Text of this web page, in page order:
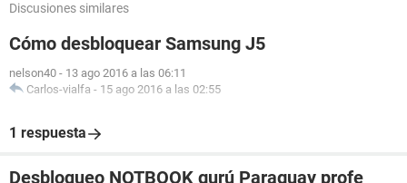
Discusiones similares
Cómo desbloquear Samsung J5
nelson40 - 13 ago 2016 a las 06:11
Carlos-vialfa - 15 ago 2016 a las 02:55
1 respuesta
Desbloqueo NOTBOOK gurú Paraguay profe